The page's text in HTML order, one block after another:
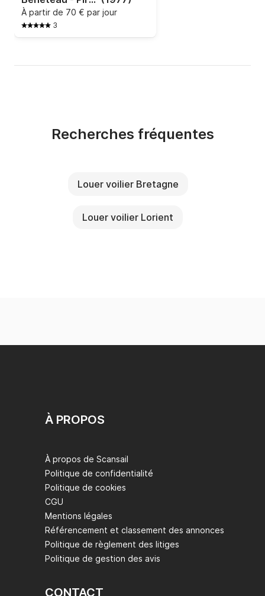
À partir de 70 € par jour
3
Recherches fréquentes
Louer voilier Bretagne
Louer voilier Lorient
À PROPOS
À propos de Scansail
Politique de confidentialité
Politique de cookies
CGU
Mentions légales
Référencement et classement des annonces
Politique de règlement des litiges
Politique de gestion des avis
CONTACT